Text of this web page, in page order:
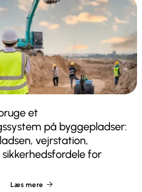
et
på byggepladser:
vejrstation,
for
Læs mere 